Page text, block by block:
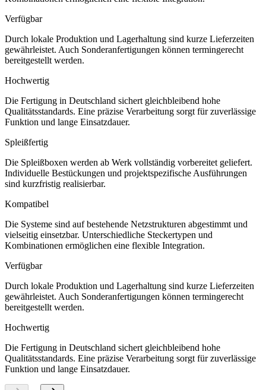
Verfügbar
Durch lokale Produktion und Lagerhaltung sind kurze Lieferzeiten
gewährleistet. Auch Sonderanfertigungen können termingerecht
bereitgestellt werden.
Hochwertig
Die Fertigung in Deutschland sichert gleichbleibend hohe
Qualitätsstandards. Eine präzise Verarbeitung sorgt für zuverlässige
Funktion und lange Einsatzdauer.
Spleißfertig
Die Spleißboxen werden ab Werk vollständig vorbereitet geliefert.
Individuelle Bestückungen und projektspezifische Ausführungen
sind kurzfristig realisierbar.
Kompatibel
Die Systeme sind auf bestehende Netzstrukturen abgestimmt und
vielseitig einsetzbar. Unterschiedliche Steckertypen und
Kombinationen ermöglichen eine flexible Integration.
Verfügbar
Durch lokale Produktion und Lagerhaltung sind kurze Lieferzeiten
gewährleistet. Auch Sonderanfertigungen können termingerecht
bereitgestellt werden.
Hochwertig
Die Fertigung in Deutschland sichert gleichbleibend hohe
Qualitätsstandards. Eine präzise Verarbeitung sorgt für zuverlässige
Funktion und lange Einsatzdauer.